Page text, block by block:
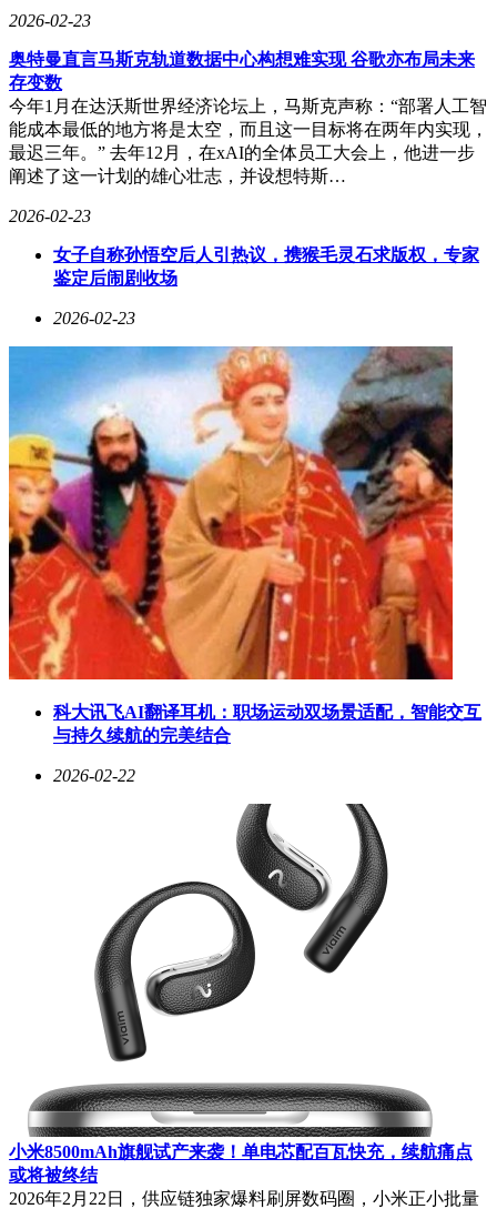
2026-02-23
奥特曼直言马斯克轨道数据中心构想难实现 谷歌亦布局未来
存变数
今年1月在达沃斯世界经济论坛上，马斯克声称：“部署人工智
能成本最低的地方将是太空，而且这一目标将在两年内实现，
最迟三年。” 去年12月，在xAI的全体员工大会上，他进一步
阐述了这一计划的雄心壮志，并设想特斯…
2026-02-23
女子自称孙悟空后人引热议，携猴毛灵石求版权，专家
鉴定后闹剧收场
2026-02-23
科大讯飞AI翻译耳机：职场运动双场景适配，智能交互
与持久续航的完美结合
2026-02-22
小米8500mAh旗舰试产来袭！单电芯配百瓦快充，续航痛点
或将被终结
2026年2月22日，供应链独家爆料刷屏数码圈，小米正小批量